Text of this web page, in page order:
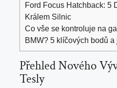
Ford Focus Hatchback: 5
Králem Silnic
Co vše se kontroluje na
BMW? 5 klíčových bodů a
Přehled Nového
Tesly